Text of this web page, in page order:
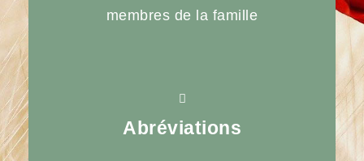
membres de la famille
Abréviations